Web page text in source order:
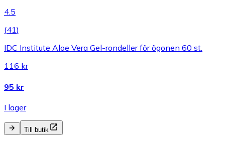
4.5
(41)
IDC Institute Aloe Vera Gel-rondeller för ögonen 60 st.
116 kr
95 kr
I lager
Till butik